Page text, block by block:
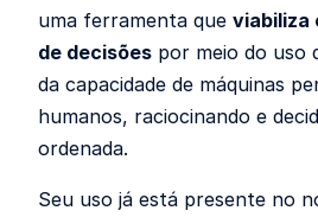
uma ferramenta que viabiliza
de decisões por meio do uso
da capacidade de máquinas
humanos, raciocinando e
ordenada.
Seu uso já está presente no